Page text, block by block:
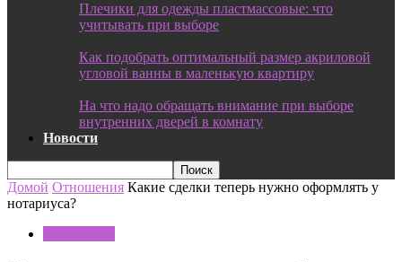
Плечики для одежды пластмассовые: что
учитывать при выборе
Как подобрать оптимальный размер акриловой
угловой ванны в маленькую квартиру
На что надо обращать внимание при выборе
внутренних дверей в комнату
Новости
Домой Отношения Какие сделки теперь нужно оформлять у
нотариуса?